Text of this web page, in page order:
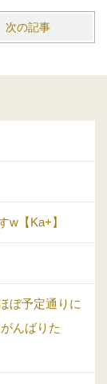
次の記事
w【Ka+】
ぼ予定通りに
んばりた